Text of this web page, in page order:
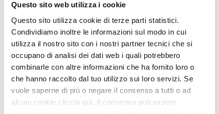
Questo sito web utilizza i cookie
Questo sito utilizza cookie di terze parti statistici.
Condividiamo inoltre le informazioni sul modo in cui
utilizza il nostro sito con i nostri partner tecnici che si
occupano di analisi dei dati web i quali potrebbero
combinarle con altre informazioni che ha fornito loro o
che hanno raccolto dal tuo utilizzo sui loro servizi. Se
vuole saperne di più o negare il consenso a tutti o ad
alcuni cookie clicchi qui. Il consenso può essere